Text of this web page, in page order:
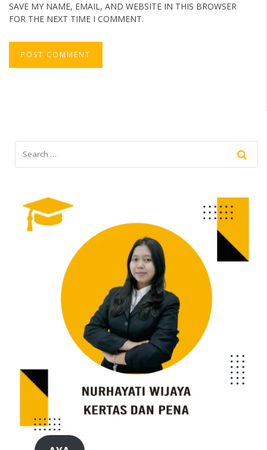
SAVE MY NAME, EMAIL, AND WEBSITE IN THIS BROWSER
FOR THE NEXT TIME I COMMENT.